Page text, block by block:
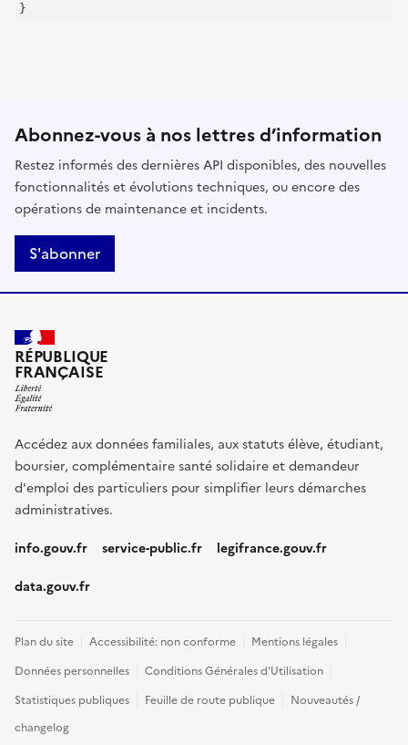
}
Abonnez-vous à nos lettres d’information
Restez informés des dernières API disponibles, des nouvelles
fonctionnalités et évolutions techniques, ou encore des
opérations de maintenance et incidents.
S'abonner
RÉPUBLIQUE
FRANÇAISE
Accédez aux données familiales, aux statuts élève, étudiant,
boursier, complémentaire santé solidaire et demandeur
d'emploi des particuliers pour simplifier leurs démarches
administratives.
info.gouv.fr
service-public.fr
legifrance.gouv.fr
data.gouv.fr
Plan du site Accessibilité: non conforme
Mentions légales
Données personnelles
Conditions Générales d'Utilisation
Statistiques publiques
Feuille de route publique
Nouveautés /
changelog